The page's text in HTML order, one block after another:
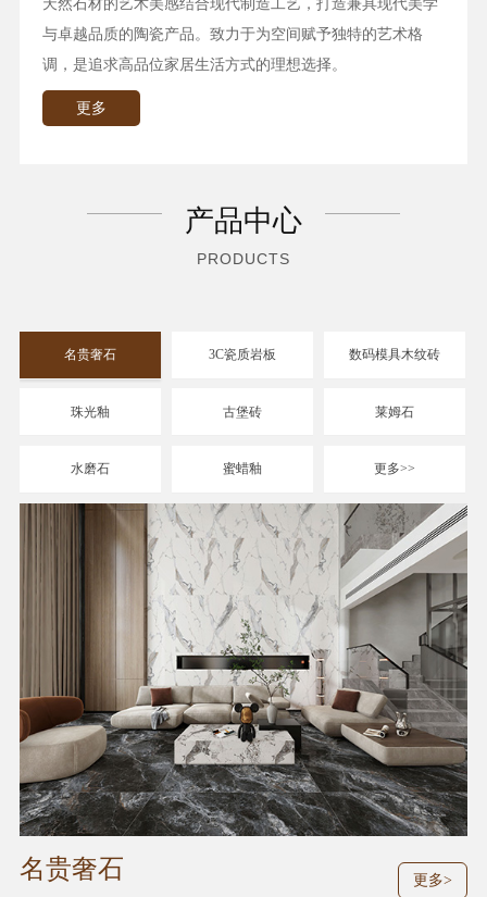
与卓越品质的陶瓷产品。致力于为空间赋予独特的艺术格
调，是追求高品位家居生活方式的理想选择。
更多
产品中心
PRODUCTS
名贵奢石 3C瓷质岩板 数码模具木纹砖
珠光釉 古堡砖 莱姆石
水磨石 蜜蜡釉 更多>>
名贵奢石 更多>